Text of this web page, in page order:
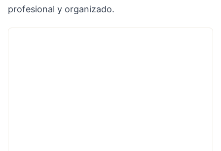
profesional y organizado.